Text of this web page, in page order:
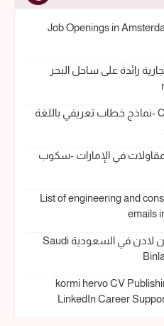
Job Openings in
رائدة على ساحل البحر
نماذج Cover Letter -نماذج خطاب تعريفي باللغة
في الإمارات -سكوب
List of engineering and
emails
وظائف مجموعة بن لادن في السعودية Saudi
kormi hervo CV
LinkedIn Career